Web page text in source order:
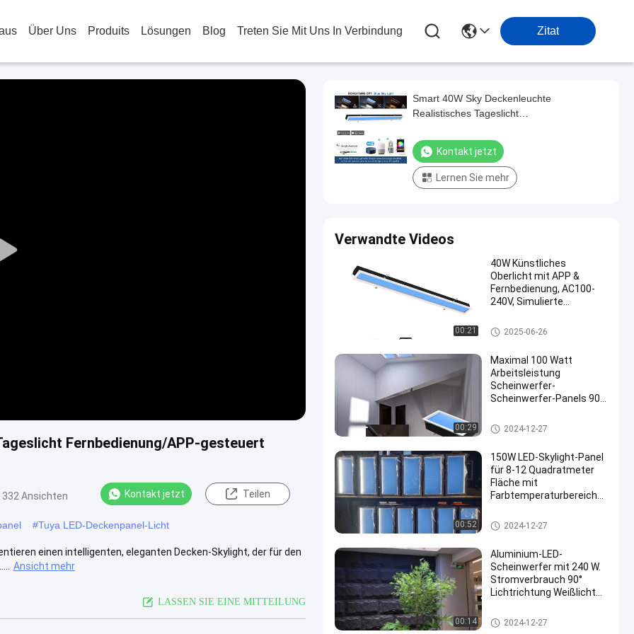
Über Uns Produits Lösungen Blog Treten Sie Mit Uns In Verbindung Zitat
Play
Fernbedienung/APP-gesteuert
Ansichten Kontakt jetzt Teilen
#Tuya LED-Deckenpanel-Licht
einen intelligenten, eleganten Decken-Skylight, der für den
Ansicht mehr
LASSEN SIE EINE MITTEILUNG
Smart 40W Sky Deckenleuchte
Realistisches Tageslicht
Spannung
Kontakt jetzt
Lernen Sie mehr
Verwandte Videos
00:21
40W Künstliches
Oberlicht mit APP &
Fernbedienung, AC100-
240V, Simulierte
untergang
Geführtes Deckenverkleidungs
-Licht
2025-06-26
00:29
Maximal 100 Watt
Arbeitsleistung
Scheinwerfer-
Scheinwerfer-Panels 90%
Kundenanforderungen
Faux-Oberlicht-Platten
2024-12-27
00:52
150W LED-Skylight-Panel
für 8-12 Quadratmeter
Fläche mit
Farbtemperaturbereich
LED-Oberlichtpanel
2024-12-27
00:14
Aluminium-LED-
Scheinwerfer mit 240 W.
Stromverbrauch 90°
Lichtrichtung Weißlicht
Künstliches LED-Oberlicht
2024-12-27